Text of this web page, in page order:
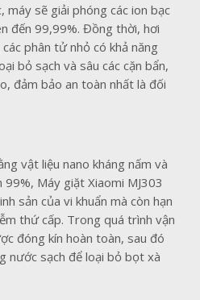
máy sẽ giải phóng các ion bạc
đến 99,99%. Đồng thời, hơi
phân tử nhỏ có khả năng
bỏ sạch và sâu các cặn bẩn,
đảm bảo an toàn nhất là đối
vật liệu nano kháng nấm và
99%, Máy giặt Xiaomi MJ303
sản của vi khuẩn mà còn hạn
thứ cấp. Trong quá trình vận
đóng kín hoàn toàn, sau đó
nước sạch để loại bỏ bọt xà